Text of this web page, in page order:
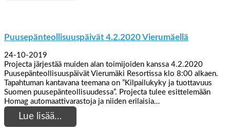
Puusepänteollisuuspäivät 4.2.2020 Vierumäellä
24-10-2019
Projecta järjestää muiden alan toimijoiden kanssa 4.2.2020
Puusepänteollisuuspäivät Vierumäki Resortissa klo 8:00 alkaen.
Tapahtuman kantavana teemana on ”Kilpailukyky ja tuottavuus
Suomen puusepänteollisuudessa”. Projecta tulee esittelemään
Homag automaattivarastoja ja niiden erilaisia…
Lue lisää…